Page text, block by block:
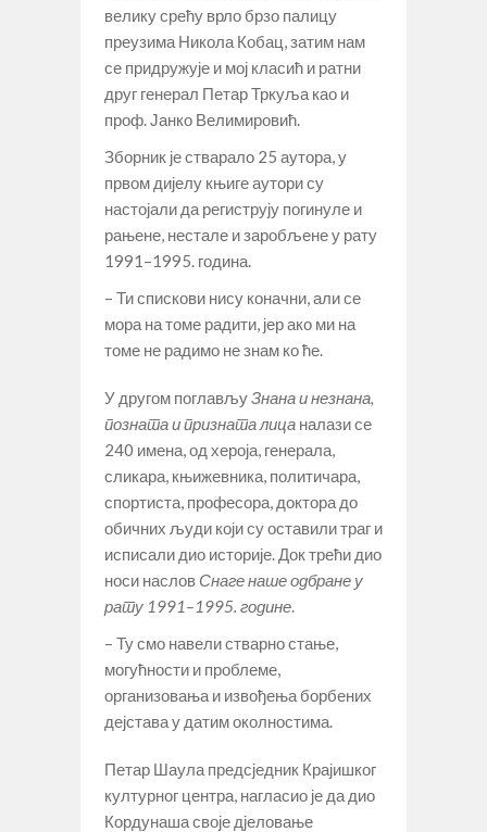
велику срећу врло брзо палицу
преузима Никола Кобац, затим нам
се придружује и мој класић и ратни
друг генерал Петар Тркуља као и
проф. Јанко Велимировић.
Зборник је стварало 25 аутора, у
првом дијелу књиге аутори су
настојали да региструју погинуле и
рањене, нестале и заробљене у рату
1991–1995. година.
– Ти спискови нису коначни, али се
мора на томе радити, јер ако ми на
томе не радимо не знам ко ће.
У другом поглављуЗнана и незнана,
позната и призната лица налази се
240 имена, од хероја, генерала,
сликара, књижевника, политичара,
спортиста, професора, доктора до
обичних људи који су оставили траг и
исписали дио историје. Док трећи дио
носи наслов Снаге наше одбране у
рату 1991–1995. године.
– Ту смо навели стварно стање,
могућности и проблеме,
организовања и извођења борбених
дејстава у датим околностима.
Петар Шаула предсједник Крајишког
културног центра, нагласио је да дио
Кордунаша своје дјеловање